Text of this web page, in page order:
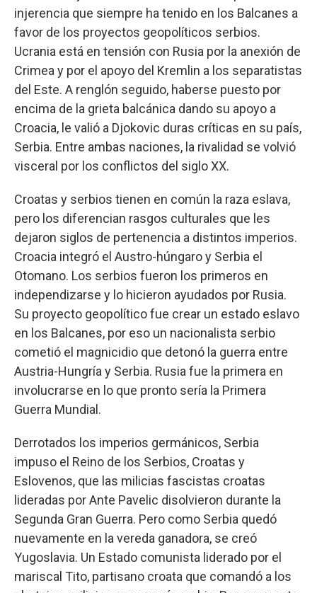
injerencia que siempre ha tenido en los Balcanes a
favor de los proyectos geopolíticos serbios.
Ucrania está en tensión con Rusia por la anexión de
Crimea y por el apoyo del Kremlin a los separatistas
del Este. A renglón seguido, haberse puesto por
encima de la grieta balcánica dando su apoyo a
Croacia, le valió a Djokovic duras críticas en su país,
Serbia. Entre ambas naciones, la rivalidad se volvió
visceral por los conflictos del siglo XX.
Croatas y serbios tienen en común la raza eslava,
pero los diferencian rasgos culturales que les
dejaron siglos de pertenencia a distintos imperios.
Croacia integró el Austro-húngaro y Serbia el
Otomano. Los serbios fueron los primeros en
independizarse y lo hicieron ayudados por Rusia.
Su proyecto geopolítico fue crear un estado eslavo
en los Balcanes, por eso un nacionalista serbio
cometió el magnicidio que detonó la guerra entre
Austria-Hungría y Serbia. Rusia fue la primera en
involucrarse en lo que pronto sería la Primera
Guerra Mundial.
Derrotados los imperios germánicos, Serbia
impuso el Reino de los Serbios, Croatas y
Eslovenos, que las milicias fascistas croatas
lideradas por Ante Pavelic disolvieron durante la
Segunda Gran Guerra. Pero como Serbia quedó
nuevamente en la vereda ganadora, se creó
Yugoslavia. Un Estado comunista liderado por el
mariscal Tito, partisano croata que comandó a los